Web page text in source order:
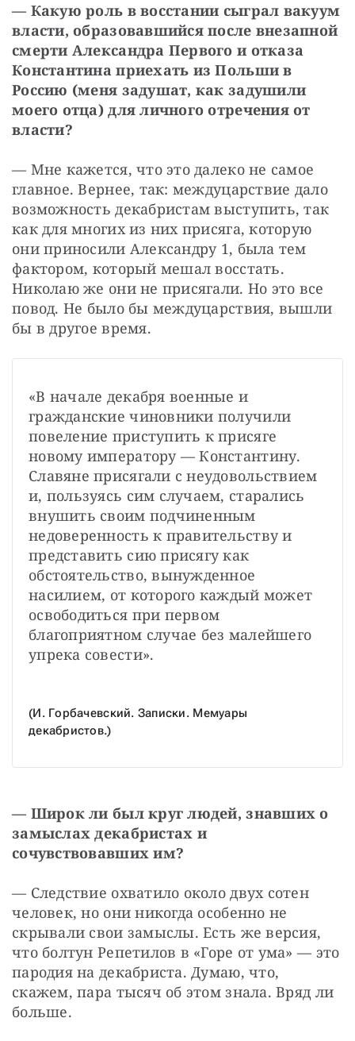
— Какую роль в восстании сыграл вакуум
власти, образовавшийся после внезапной
смерти Александра Первого и отказа
Константина приехать из Польши в
Россию (меня задушат, как задушили
моего отца) для личного отречения от
власти?
— Мне кажется, что это далеко не самое
главное. Вернее, так: междуцарствие дало
возможность декабристам выступить, так
как для многих из них присяга, которую
они приносили Александру 1, была тем
фактором, который мешал восстать.
Николаю же они не присягали. Но это все
повод. Не было бы междуцарствия, вышли
бы в другое время.
«В начале декабря военные и
гражданские чиновники получили
повеление приступить к присяге
новому императору — Константину.
Славяне присягали с неудовольствием
и, пользуясь сим случаем, старались
внушить своим подчиненным
недоверенность к правительству и
представить сию присягу как
обстоятельство, вынужденное
насилием, от которого каждый может
освободиться при первом
благоприятном случае без малейшего
упрека совести».
(И. Горбачевский. Записки. Мемуары
декабристов.)
— Широк ли был круг людей, знавших о
замыслах декабристах и
сочувствовавших им?
— Следствие охватило около двух сотен
человек, но они никогда особенно не
скрывали свои замыслы. Есть же версия,
что болтун Репетилов в «Горе от ума» — это
пародия на декабриста. Думаю, что,
скажем, пара тысяч об этом знала. Вряд ли
больше.